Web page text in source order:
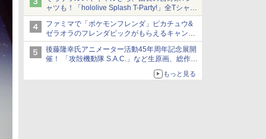
型チーズバーガー
ャツも！「hololive Splash T-Party!」全Tシャツ
ラインナップ公開＆オンライン販売開始
ファミマで「ポケモンフレンダ」ピカチュウ&
ゼラオラのフレンダピックがもらえるキャンペ
ーン開催！
後藤隆幸氏アニメーター活動45年周年記念展開
催！ 「攻殻機動隊 S.A.C.」など生原画、総作画
もっと見る